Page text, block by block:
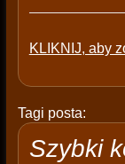
KLIKNIJ, aby
Tagi posta:
Szybki